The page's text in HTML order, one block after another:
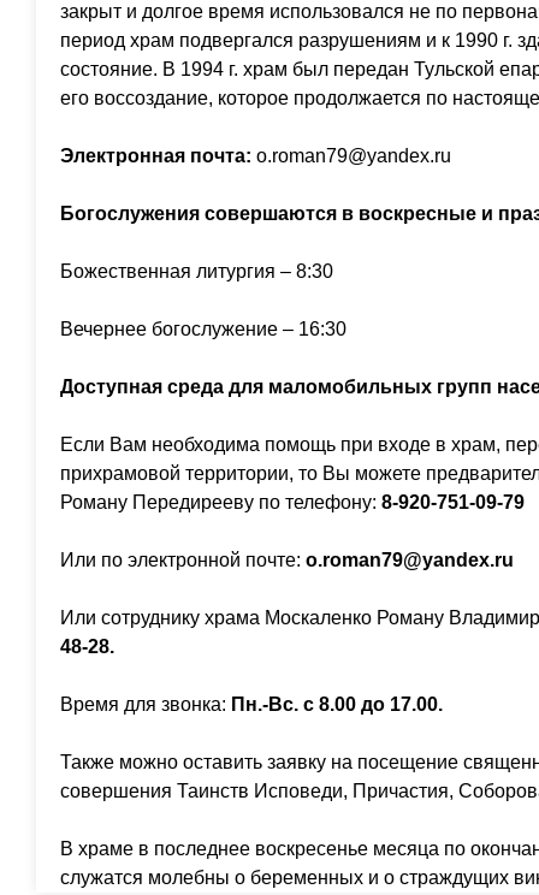
закрыт и долгое время использовался не по
период храм подвергался разрушениям и к 1990 г.
состояние. В 1994 г. храм был передан Тульской
его воссоздание, которое продолжается по
Электронная почта: o.roman79@yandex.ru
Богослужения совершаются в воскресные и
Божественная литургия – 8:30
Вечернее богослужение – 16:30
Доступная среда для маломобильных групп
Если Вам необходима помощь при входе в храм,
прихрамовой территории, то Вы можете
Роману Передирееву по телефону: 8-920-751-09-79
Или по электронной почте: o.roman79@yandex.ru
Или сотруднику храма Москаленко Роману
48-28.
Время для звонка: Пн.-Вс. с 8.00 до 17.00.
Также можно оставить заявку на посещение
совершения Таинств Исповеди, Причастия,
В храме в последнее воскресенье месяца по
служатся молебны о беременных и о страждущих